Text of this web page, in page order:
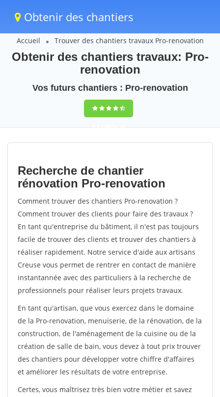
Obtenir des chantiers
Accueil Trouver des chantiers travaux Pro-renovation
Obtenir des chantiers travaux: Pro-
renovation
Vos futurs chantiers : Pro-renovation
9,5(100%)70
votes
Recherche de chantier
rénovation Pro-renovation
Comment trouver des chantiers Pro-renovation ?
Comment trouver des clients pour faire des travaux ?
En tant qu'entreprise du bâtiment, il n'est pas toujours
facile de trouver des clients et trouver des chantiers à
réaliser rapidement. Notre service d'aide aux artisans
Creuse vous permet de rentrer en contact de manière
instantannée avec des particuliers à la recherche de
professionnels pour réaliser leurs projets travaux.
En tant qu'artisan, que vous exercez dans le domaine
de la Pro-renovation, menuiserie, de la rénovation, de la
construction, de l'aménagement de la cuisine ou de la
création de salle de bain, vous devez à tout prix trouver
des chantiers pour développer votre chiffre d'affaires
et améliorer les résultats de votre entreprise.
Certes, vous maîtrisez très bien votre métier et savez